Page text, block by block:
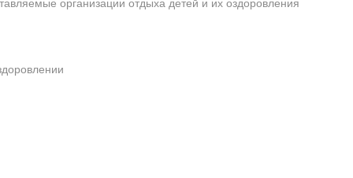
организации отдыха детей и их оздоровления